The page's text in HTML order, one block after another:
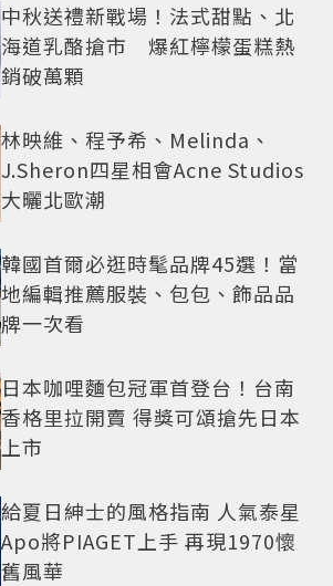
中秋送禮新戰場！法式甜點、北
海道乳酪搶市 爆紅檸檬蛋糕熱
銷破萬顆
林映維、程予希、Melinda、
J.Sheron四星相會Acne Studios
大曬北歐潮
韓國首爾必逛時髦品牌45選！當
地編輯推薦服裝、包包、飾品品
牌一次看
日本咖哩麵包冠軍首登台！台南
香格里拉開賣 得獎可頌搶先日本
上市
給夏日紳士的風格指南 人氣泰星
Apo將PIAGET上手 再現1970懷
舊風華